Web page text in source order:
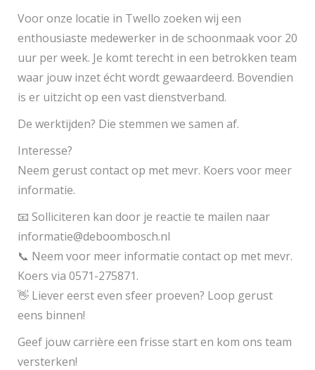
Voor onze locatie in Twello zoeken wij een
enthousiaste medewerker in de schoonmaak voor 20
uur per week. Je komt terecht in een betrokken team
waar jouw inzet écht wordt gewaardeerd. Bovendien
is er uitzicht op een vast dienstverband.
De werktijden? Die stemmen we samen af.
Interesse?
Neem gerust contact op met mevr. Koers voor meer
informatie.
📧 Solliciteren kan door je reactie te mailen naar
informatie@deboombosch.nl
📞 Neem voor meer informatie contact op met mevr.
Koers via 0571-275871.
👋 Liever eerst even sfeer proeven? Loop gerust
eens binnen!
Geef jouw carrière een frisse start en kom ons team
versterken!